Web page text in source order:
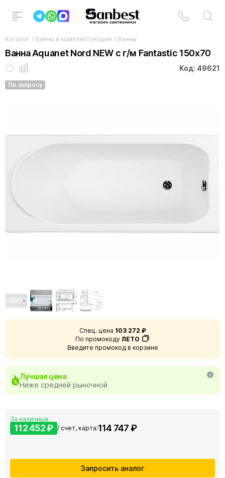
Каталог / Ванны и комплектующие / Ванны
Ванна Aquanet Nord NEW с г/м Fantastic 150x70
Код: 49621
По запросу
Спец. цена 103 272 ₽
По промокоду ЛЕТО
Введите промокод в корзине
Лучшая цена
Ниже средней рыночной
За наличные
112 452 ₽ / счет, карта:114 747 ₽
Запросить аналог